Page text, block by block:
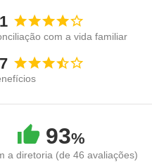
com a vida familiar
93%
a diretoria (de 46 avaliações)